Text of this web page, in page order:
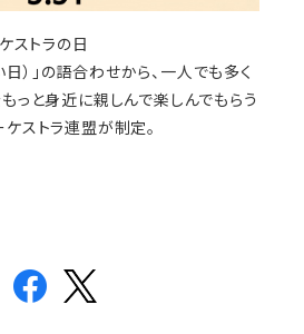
ストラの日
い日）」の語合わせから、一人でも多く
っと身近に親しんで楽しんでもらう
ストラ連盟が制定。